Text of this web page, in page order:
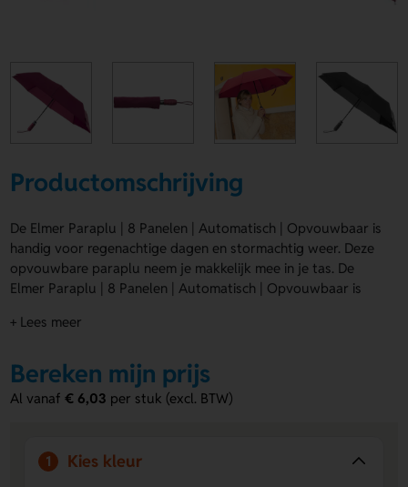
Productomschrijving
De Elmer Paraplu | 8 Panelen | Automatisch | Opvouwbaar is
handig voor regenachtige dagen en stormachtig weer. Deze
opvouwbare paraplu neem je makkelijk mee in je tas. De
Elmer Paraplu | 8 Panelen | Automatisch | Opvouwbaar is
bedrukken op Segment 1 met sluitband, Segment 2, Segment
binnenkant, Voorkant - klep of Kunstof plaat 1 - buitenkant
voor een logo, naam of eigen ontwerp. Bestel of vraag een
prijs op.
Panelen | Automatisch | Opvouwbaar
+ Lees meer
Bereken mijn prijs
Al vanaf€ 6,03 per stuk (excl. BTW)
1 Kies kleur